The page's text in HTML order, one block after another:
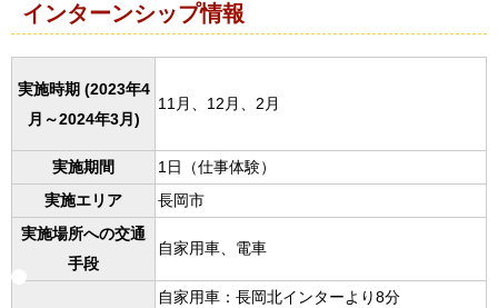
インターンシップ情報
実施時期 (2023年4
月～2024年3月)
11月、12月、2月
実施期間
1日（仕事体験）
実施エリア
長岡市
実施場所への交通
手段
自家用車、電車
自家用車：長岡北インターより8分